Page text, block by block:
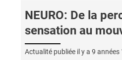
NEURO: De la
sensation au
Actualité publiée il y a 9 années